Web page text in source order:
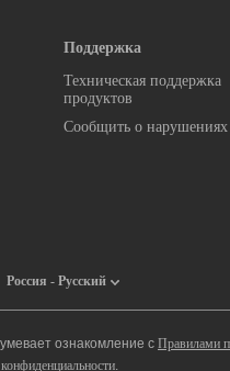
Поддержка
Техническая поддержка
продуктов
Сообщить о нарушениях
Россия - Русский
ознакомление с Правилами
.